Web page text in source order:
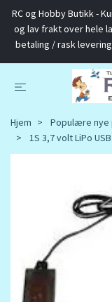
RC og Hobby Butikk -
og lav frakt over hele
betaling / rask levering
Hjem
Populære
1S 3,7 volt LiPo